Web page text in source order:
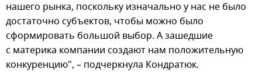
нашего рынка, поскольку изначально у нас не было
достаточно субъектов, чтобы можно было
сформировать большой выбор. А зашедшие
с материка компании создают нам положительную
конкуренцию", – подчеркнула Кондратюк.